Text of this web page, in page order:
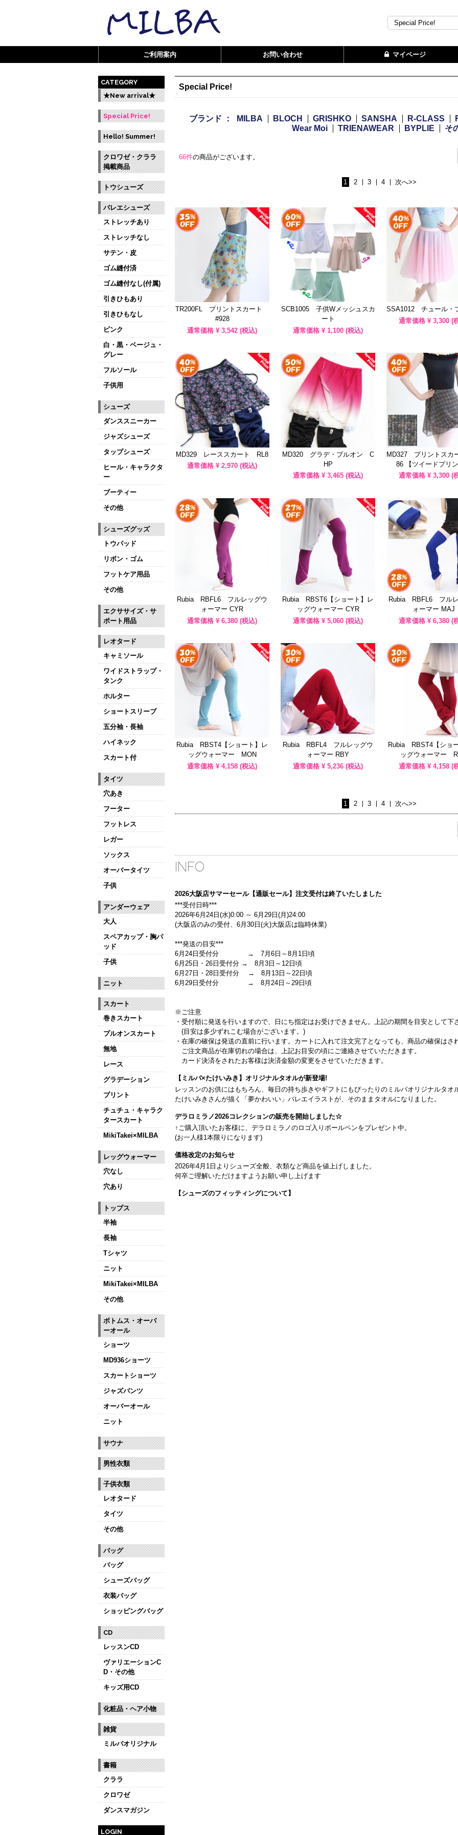
ご利用案内 お問い合わせ マイページ
Special Price!
ブランド ： MILBA BLOCH GRISHKO SANSHA R-CLASS
Wear Moi
TRIENAWEAR BYPLIE そ
66件の商品がございます。
1 2 3 4 次へ>>
TR200FL プリントスカート
#928
通常価格 ¥ 3,542 (税込)
SCB1005 子供Wメッシュスカ
ート
通常価格 ¥ 1,100 (税込)
SSA1012 チュール・
通常価格 ¥ 3,300 (
MD329 レーススカート RL8
通常価格 ¥ 2,970 (税込)
MD320 グラデ・プルオン C
HP
通常価格 ¥ 3,465 (税込)
MD327 プリントスカ
86 【ツイードプリン
通常価格 ¥ 3,300 (
Rubia RBFL6 フルレッグウ
ォーマー CYR
通常価格 ¥ 6,380 (税込)
Rubia RBST6【ショート】レ
ッグウォーマー CYR
通常価格 ¥ 5,060 (税込)
Rubia RBFL6 フルレ
ォーマー MAJ
通常価格 ¥ 6,380 (
Rubia RBST4【ショート】レ
ッグウォーマー MON
通常価格 ¥ 4,158 (税込)
Rubia RBFL4 フルレッグウ
ォーマー RBY
通常価格 ¥ 5,236 (税込)
Rubia RBST4【ショ
ッグウォーマー
通常価格 ¥ 4,158 (
1 2 3 4 次へ>>
INFO
2026大阪店サマーセール【通販セール】注文受付は終了いたしました
***受付日時***
2026年6月24日(水)0:00 ～ 6月29日(月)24:00
(大阪店のみの受付、6月30日(火)大阪店は臨時休業)
***発送の目安***
6月24日受付分 → 7月6日～8月1日頃
6月25日・26日受付分 → 8月3日～12日頃
6月27日・28日受付分 → 8月13日～22日頃
6月29日受付分 → 8月24日～29日頃
※ご注意
・受付順に発送を行いますので、日にち指定はお受けできません。上記の期間を目安として下
(目安は多少ずれこむ場合がございます。)
・在庫の確保は発送の直前に行います。カートに入れて注文完了となっても、商品の確保はさ
ご注文商品が在庫切れの場合は、上記お目安の頃にご連絡させていただきます。
カード決済をされたお客様は決済金額の変更をさせていただきます。
【ミルバ×たけいみき】オリジナルタオルが新登場!
レッスンのお供にはもちろん、毎日の持ち歩きやギフトにもぴったりのミルバオリジナルタオ
たけいみきさんが描く「夢かわいい」バレエイラストが、そのままタオルになりました。
デラロミラノ2026コレクションの販売を開始しました☆
↑ご購入頂いたお客様に、デラロミラノのロゴ入りボールペンをプレゼント中。
(お一人様1本限りになります)
価格改定のお知らせ
2026年4月1日よりシューズ全般、衣類など商品を値上げしました。
何卒ご理解いただけますようお願い申し上げます
【シューズのフィッティングについて】
CATEGORY
★New arrival★
Special Price!
Hello! Summer!
クロワゼ・クララ
掲載商品
トウシューズ
バレエシューズ
ストレッチあり
ストレッチなし
サテン・皮
ゴム縫付済
ゴム縫付なし(付属)
引きひもあり
引きひもなし
ピンク
白・黒・ベージュ・
グレー
フルソール
子供用
シューズ
ダンススニーカー
ジャズシューズ
タップシューズ
ヒール・キャラクタ
ー
ブーティー
その他
シューズグッズ
トウパッド
リボン・ゴム
フットケア用品
その他
エクササイズ・サ
ポート用品
レオタード
キャミソール
ワイドストラップ・
タンク
ホルター
ショートスリーブ
五分袖・長袖
ハイネック
スカート付
タイツ
穴あき
フーター
フットレス
レガー
ソックス
オーバータイツ
子供
アンダーウェア
大人
スペアカップ・胸パ
ッド
子供
ニット
スカート
巻きスカート
プルオンスカート
無地
レース
グラデーション
プリント
チュチュ・キャラク
タースカート
MikiTakei×MILBA
レッグウォーマー
穴なし
穴あり
トップス
半袖
長袖
Tシャツ
ニット
MikiTakei×MILBA
その他
ボトムス・オーバ
ーオール
ショーツ
MD936ショーツ
スカートショーツ
ジャズパンツ
オーバーオール
ニット
サウナ
男性衣類
子供衣類
レオタード
タイツ
その他
バッグ
バッグ
シューズバッグ
衣装バッグ
ショッピングバッグ
CD
レッスンCD
ヴァリエーションC
D・その他
キッズ用CD
化粧品・ヘア小物
雑貨
ミルバオリジナル
書籍
クララ
クロワゼ
ダンスマガジン
LOGIN